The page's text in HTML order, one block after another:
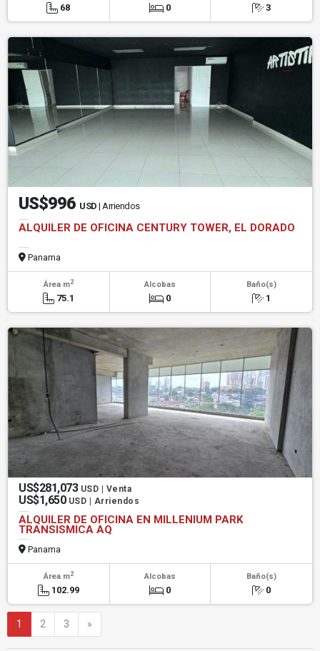
68 0 3
US$996 USD | Arriendos
ALQUILER DE OFICINA CENTURY TOWER, EL DORADO
Panama
Área m2
75.1
Alcobas
0
Baño(s)
1
US$281,073 USD | Venta
US$1,650 USD | Arriendos
ALQUILER DE OFICINA EN MILLENIUM PARK
TRANSISMICA AQ
Panama
Área m2
102.99
Alcobas
0
Baño(s)
0
1 2 3 »